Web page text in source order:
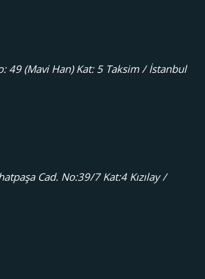
49 (Mavi Han) Kat: 5 Taksim / İstanbul
Cad. No:39/7 Kat:4 Kızılay /